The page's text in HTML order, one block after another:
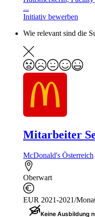
...
Initiativ bewerben
Wie relevant sind die
Mitarbeiter
McDonald's Österreich
Oberwart
EUR 2021-2021/
Keine Ausbildung